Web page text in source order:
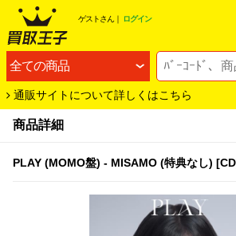
ゲストさん｜ ログイン
通販サイトについて詳しくはこちら
商品詳細
PLAY (MOMO盤) - MISAMO (特典なし)